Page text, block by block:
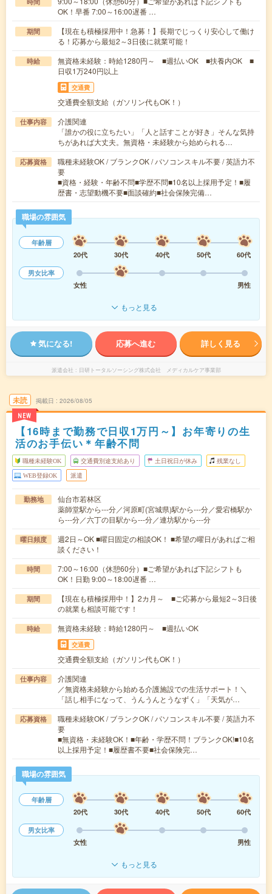
OK！早番 7:00～16:00遅番 …
期間
【現在も積極採用中！急募！】長期でじっくり安心して働け
る！応募から最短2～3日後に就業可能！
時給
無資格未経験：時給1280円～ ■週払いOK ■扶養内OK ■
日収1万240円以上
交通費
交通費全額支給（ガソリン代もOK！）
仕事内容
介護関連
「誰かの役に立ちたい」「人と話すことが好き」そんな気持
ちがあれば大丈夫。無資格・未経験から始められる…
応募資格
職種未経験OK / ブランクOK / パソコンスキル不要 / 英語力不
要
■資格・経験・年齢不問■学歴不問■10名以上採用予定！■履
歴書・志望動機不要■面談確約■社会保険完備…
職場の雰囲気
年齢層
20代
30代 40代 50代
60代
男女比率
女性
男性
もっと見る
気になる! 応募へ進む 詳しく見る
派遣会社 日研トータルソーシング株式会社 メディカルケア事業部
未読
NEW
掲載日 2026/08/05
【16時まで勤務で日収1万円～】お年寄りの生
活のお手伝い＊年齢不問
職種未経験OK 交通費別途支給あり 土日祝日が休み 残業なし
WEB登録OK 派遣
勤務地
仙台市若林区
薬師堂駅から---分／河原町(宮城県)駅から---分／愛宕橋駅か
ら---分／六丁の目駅から---分／連坊駅から---分
曜日頻度
週2日～OK ■曜日固定の相談OK！ ■希望の曜日があればご相
談ください！
時間
7:00～16:00（休憩60分）■ご希望があれば下記シフトも
OK！日勤 9:00～18:00遅番 …
期間
【現在も積極採用中！】2カ月～ ■ご応募から最短2～3日後
の就業も相談可能です！
時給 無資格未経験：時給1280円～ ■週払いOK
交通費
交通費全額支給（ガソリン代もOK！）
仕事内容
介護関連
／無資格未経験から始める介護施設での生活サポート！＼
「話し相手になって、うんうんとうなずく」「天気が…
応募資格
職種未経験OK / ブランクOK / パソコンスキル不要 / 英語力不
要
■無資格・未経験OK！■年齢・学歴不問！ブランクOK!■10名
以上採用予定！■履歴書不要■社会保険完…
職場の雰囲気
年齢層
20代
30代 40代 50代
60代
男女比率
女性
男性
もっと見る